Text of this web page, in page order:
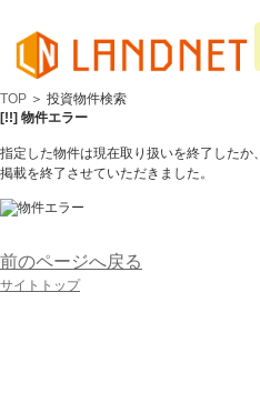
TOP ＞ 投資物件検索
[!!] 物件エラー
指定した物件は現在取り扱いを終了したか、
掲載を終了させていただきました。
前のページへ戻る
サイトトップ